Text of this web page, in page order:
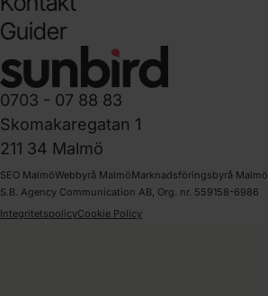
0703 - 07 88 83
Skomakaregatan 1
211 34 Malmö
Guider
SEO MalmöWebbyrå MalmöMarknadsföringsbyrå Malmö
S.B. Agency Communication AB, Org. nr. 559158-6986
IntegritetspolicyCookie Policy